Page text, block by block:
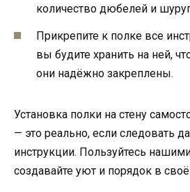
количество дюбелей и
Прикрепите к полке все
вы будите хранить на ней,
они надёжно закреплены.
Установка полки на стену
— это реально, если следовать
инструкции. Пользуйтесь
создавайте уют и порядок в